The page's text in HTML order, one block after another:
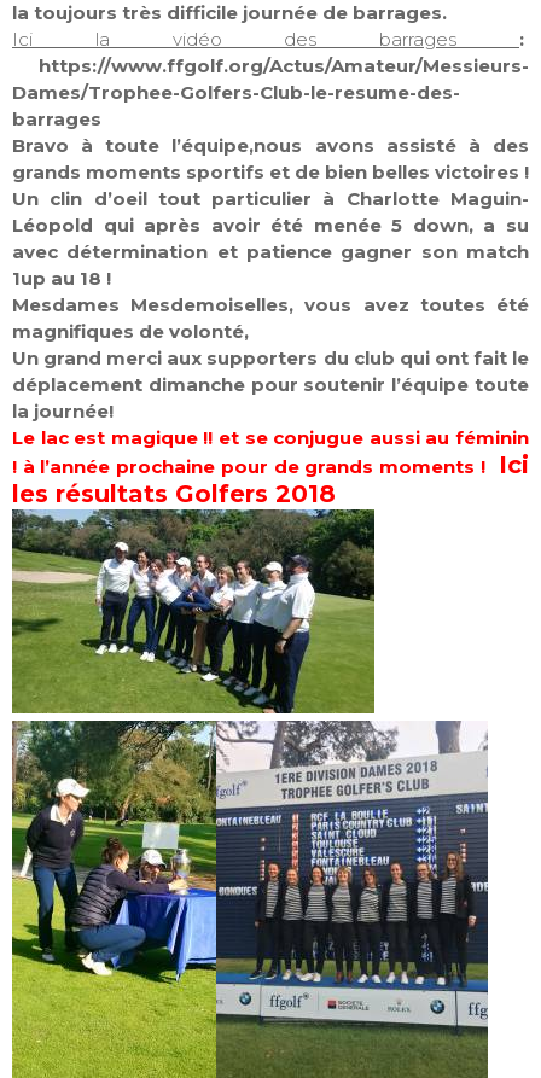
la toujours très difficile journée de barrages.
Ici la vidéo des barrages :
https://www.ffgolf.org/Actus/Amateur/Messieurs-
Dames/Trophee-Golfers-Club-le-resume-des-
barrages
Bravo à toute l’équipe,nous avons assisté à des
grands moments sportifs et de bien belles victoires !
Un clin d’oeil tout particulier à Charlotte Maguin-
Léopold qui après avoir été menée 5 down, a su
avec détermination et patience gagner son match
1up au 18 !
Mesdames Mesdemoiselles, vous avez toutes été
magnifiques de volonté,
Un grand merci aux supporters du club qui ont fait le
déplacement dimanche pour soutenir l’équipe toute
la journée!
Le lac est magique !! et se conjugue aussi au féminin
! à l’année prochaine pour de grands moments !
Ici
les résultats Golfers 2018